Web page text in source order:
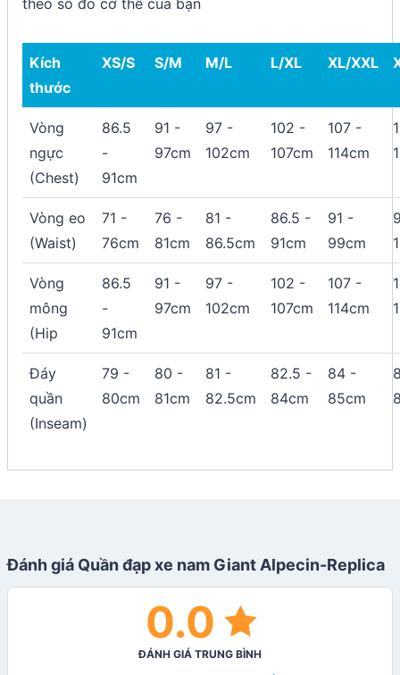
theo số đo cơ thể của bạn
Kích
thước
XS/S S/M M/L L/XL XL/XXL
Vòng
ngực
(Chest)
86.5
-
91cm
91 -
97cm
97 -
102cm
102 -
107cm
107 -
114cm
Vòng eo
(Waist)
71 -
76cm
76 -
81cm
81 -
86.5cm
86.5 -
91cm
91 -
99cm
Vòng
mông
(Hip
86.5
-
91cm
91 -
97cm
97 -
102cm
102 -
107cm
107 -
114cm
Đáy
quần
(Inseam)
79 -
80cm
80 -
81cm
81 -
82.5cm
82.5 -
84cm
84 -
85cm
Đánh giá Quần đạp xe nam Giant Alpecin-Replica
0.0
ĐÁNH GIÁ TRUNG BÌNH